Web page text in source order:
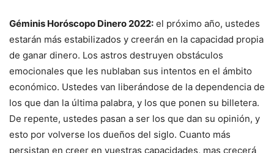
Géminis Horóscopo Dinero 2022: el próximo año, ustedes
estarán más estabilizados y creerán en la capacidad propia
de ganar dinero. Los astros destruyen obstáculos
emocionales que les nublaban sus intentos en el ámbito
económico. Ustedes van liberándose de la dependencia de
los que dan la última palabra, y los que ponen su billetera.
De repente, ustedes pasan a ser los que dan su opinión, y
esto por volverse los dueños del siglo. Cuanto más
persistan en creer en vuestras capacidades, mas crecerá